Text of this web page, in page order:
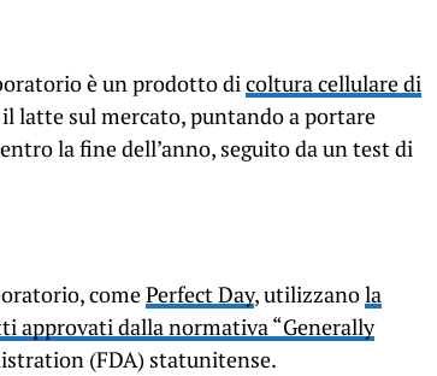
è un prodotto dicoltura cellulare di
latte sul mercato, puntando a portare
la fine dell’anno, seguito da un test di
comePerfect Day, utilizzanola
approvati dalla normativa“Generally
(FDA) statunitense.